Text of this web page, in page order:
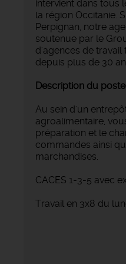
intervient dans tous
la région Occitanie.
Perpignan, notre
soutenue par le
d'agences de travail
depuis plus de 30
Description du poste
Au sein d'un
agroalimentaire,
préparation et le
commandes ainsi
marchandises.
CACES 1-3-5 avec
Travail en 3x8 du